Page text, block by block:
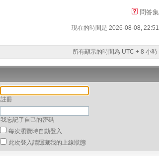
問答集
現在的時間是 2026-08-08, 22:51
所有顯示的時間為 UTC + 8 小時
註冊
我忘記了自己的密碼
每次瀏覽時自動登入
此次登入請隱藏我的上線狀態